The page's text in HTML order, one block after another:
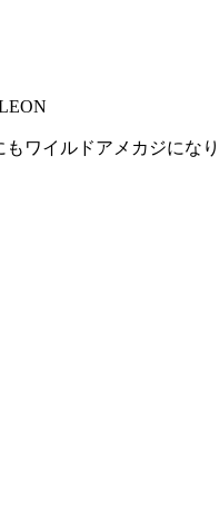
ワイルドアメカジにな